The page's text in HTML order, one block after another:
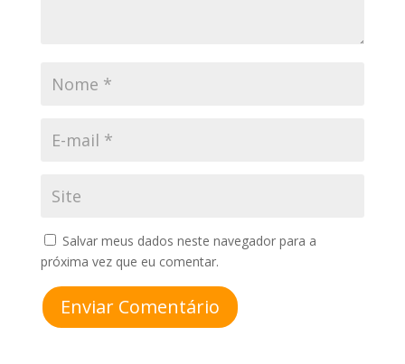
Salvar meus dados neste navegador para a
próxima vez que eu comentar.
Enviar Comentário